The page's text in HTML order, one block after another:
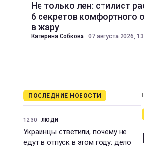
Не только лен: стилист
6 секретов комфортного
в жару
Катерина Собкова · 07 августа 2026,
ПОСЛЕДНИЕ НОВОСТИ
12:30 ЛЮДИ
Украинцы ответили, почему не
едут в отпуск в этом году: дело